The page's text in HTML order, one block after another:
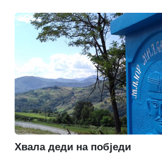
Хвала деди на побједи